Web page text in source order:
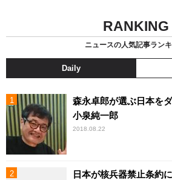
RANKING
ニュースの人気記事ラン
Daily
森永卓郎が選ぶ日本を
小泉純一郎
2018.08.22
日本が核兵器禁止条約